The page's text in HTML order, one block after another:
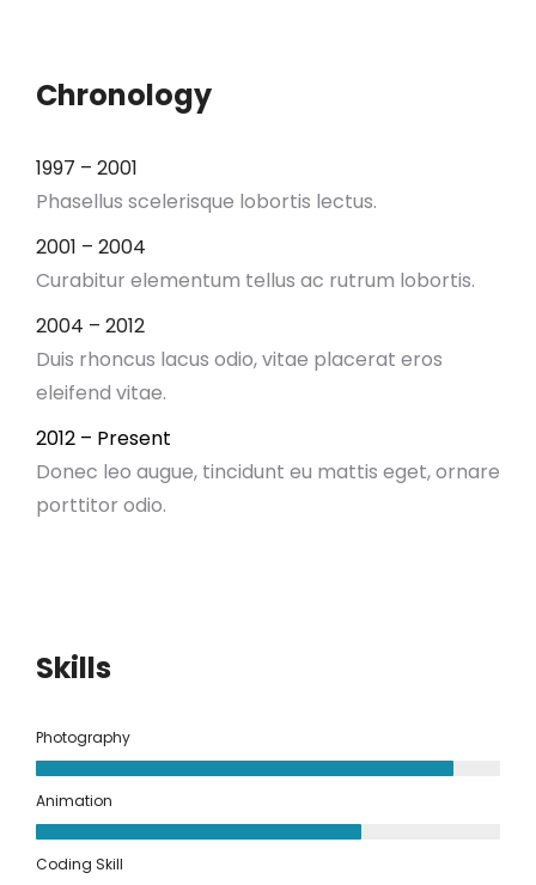
Chronology
1997 – 2001
Phasellus scelerisque lobortis lectus.
2001 – 2004
Curabitur elementum tellus ac rutrum lobortis.
2004 – 2012
Duis rhoncus lacus odio, vitae placerat eros
eleifend vitae.
2012 – Present
Donec leo augue, tincidunt eu mattis eget, ornare
porttitor odio.
Skills
Photography
Animation
Coding Skill